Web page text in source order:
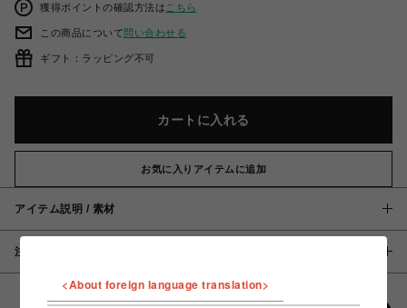
獲得ポイントの確認方法は こちら
この商品について問い合わせる
ギフト：ラッピング不可
カートに入れる
お気に入りアイテムに追加
アイテム説明 / 素材
注意事項
<About foreign language translation>